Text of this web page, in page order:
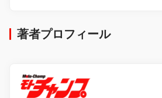
著者プロフィール